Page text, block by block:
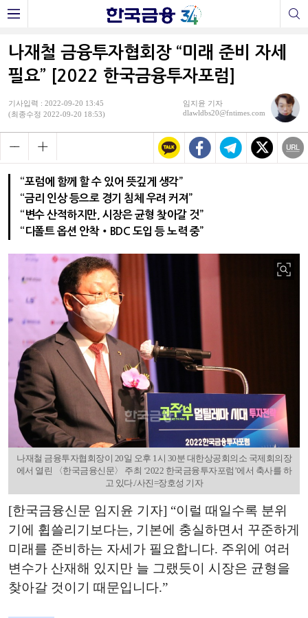
나재철 금융투자협회장 “미래 준비 자세
필요” [2022 한국금융투자포럼]
기사입력 : 2022-09-20 13:45
(최종수정 2022-09-20 18:53)
임지윤 기자
dlawldbs20@fntimes.com
“포럼에 함께 할 수 있어 뜻깊게 생각”
“금리 인상 등으로 경기 침체 우려 커져”
“변수 산적하지만, 시장은 균형 찾아갈 것”
“디폴트 옵션 안착‧BDC 도입 등 노력 중”
나재철 금융투자협회장이 20일 오후 1시 30분 대한상공회의소 국제회의장
에서 열린 〈한국금융신문〉 주최 ‘2022 한국금융투자포럼’에서 축사를 하
고 있다./사진=장호성 기자
[한국금융신문 임지윤 기자] “이럴 때일수록 분위
기에 휩쓸리기보다는, 기본에 충실하면서 꾸준하게
미래를 준비하는 자세가 필요합니다. 주위에 여러
변수가 산재해 있지만 늘 그랬듯이 시장은 균형을
찾아갈 것이기 때문입니다.”